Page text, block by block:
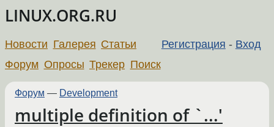
LINUX.ORG.RU
Регистрация - Вход
Новости Галерея Статьи
Форум Опросы Трекер Поиск
Форум — Development
multiple definition of `...'